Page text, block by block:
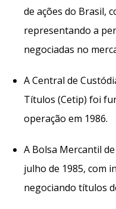
de ações do Brasil,
representando a
negociadas no
A Central de
Títulos (Cetip) foi
operação em 1986.
A Bolsa Mercantil
julho de 1985, com
negociando títulos